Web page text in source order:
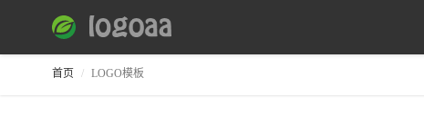
首页 LOGO模板